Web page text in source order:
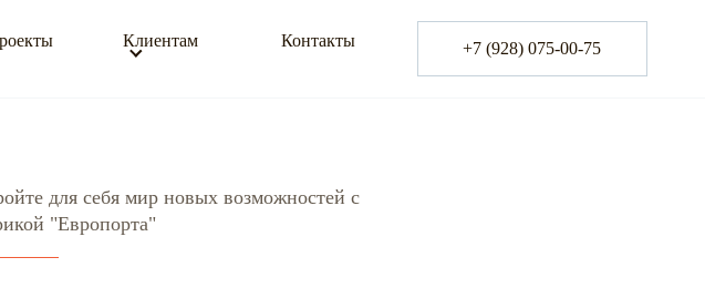
Клиентам Контакты +7 (928) 075-00-75
для себя мир новых возможностей с
"Европорта"